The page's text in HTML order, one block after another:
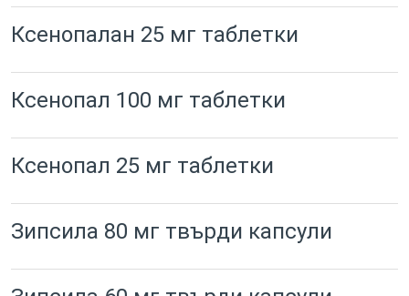
Ксенопалан 25 мг таблетки
Ксенопал 100 мг таблетки
Ксенопал 25 мг таблетки
Зипсила 80 мг твърди капсули